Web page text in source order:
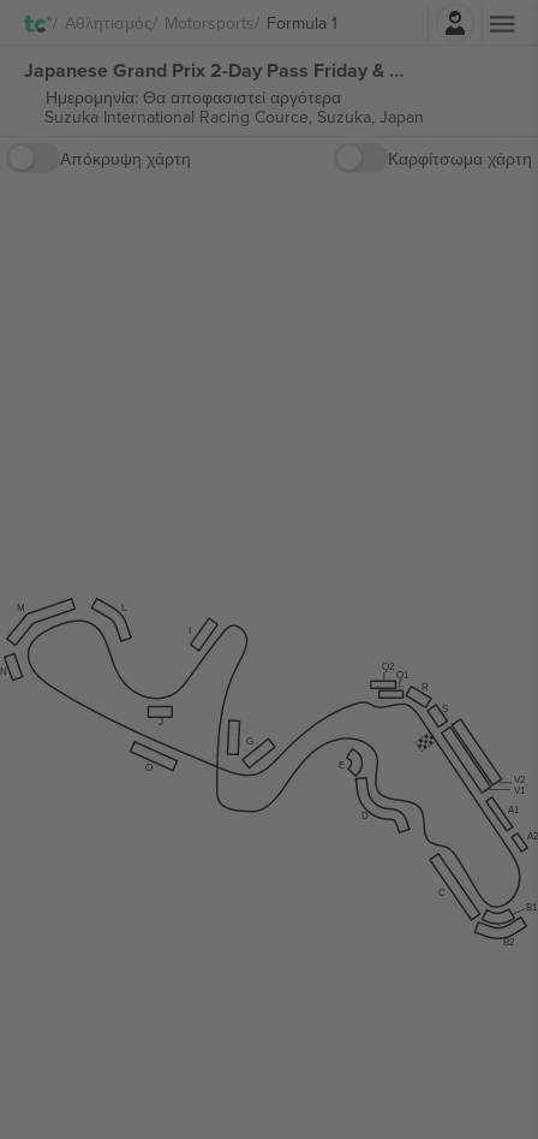
Αθλητισμός Motorsports Formula 1
Σύνδεση
Japanese Grand Prix 2-Day Pass Friday & Saturday Formula 1 εισιτήρια
Ημερομηνία: Θα αποφασιστεί αργότερα
Suzuka International Racing Cource, Suzuka, Japan
Απόκρυψη χάρτη
Καρφίτσωμα χάρτη
N
M L
I
J
O
G
E
D
C
B2
B1
A2
A1
V1
V2
S
R
Q1
Q2